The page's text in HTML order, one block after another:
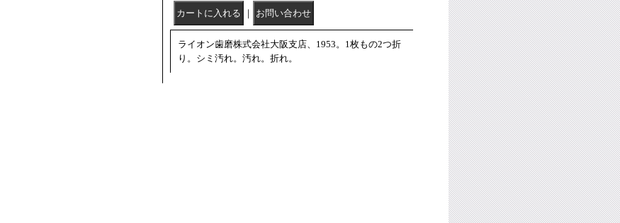
｜
ライオン歯磨株式会社大阪支店、1953。1枚もの2つ折
り。シミ汚れ。汚れ。折れ。